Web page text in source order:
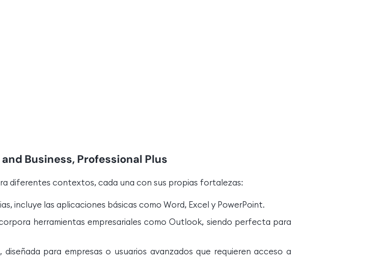
Business, Professional Plus
diferentes contextos, cada una con sus propias fortalezas:
incluye las aplicaciones básicas como Word, Excel y PowerPoint.
herramientas empresariales como Outlook, siendo perfecta para
diseñada para empresas o usuarios avanzados que requieren acceso a